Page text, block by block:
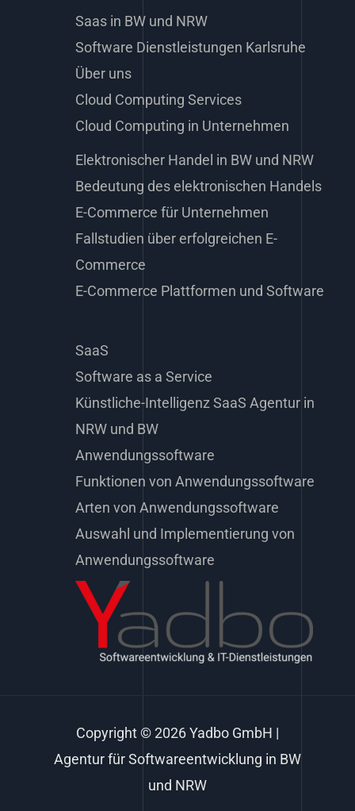
Saas in BW und NRW
Software Dienstleistungen Karlsruhe
Über uns
Cloud Computing Services
Cloud Computing in Unternehmen
Elektronischer Handel in BW und NRW
Bedeutung des elektronischen Handels
E-Commerce für Unternehmen
Fallstudien über erfolgreichen E-
Commerce
E-Commerce Plattformen und Software
SaaS
Software as a Service
Künstliche-Intelligenz SaaS Agentur in
NRW und BW
Anwendungssoftware
Funktionen von Anwendungssoftware
Arten von Anwendungssoftware
Auswahl und Implementierung von
Anwendungssoftware
Copyright © 2026 Yadbo GmbH |
Agentur für Softwareentwicklung in BW
und NRW